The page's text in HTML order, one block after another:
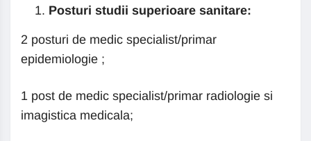
Posturi studii superioare sanitare:
2 posturi de medic specialist/primar
epidemiologie ;
1 post de medic specialist/primar radiologie si
imagistica medicala;